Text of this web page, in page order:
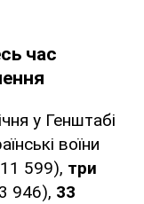
час
у Генштабі
воїни
599), три
946), 33